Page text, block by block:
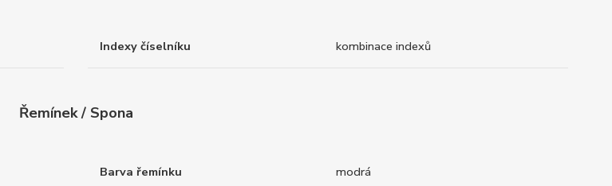
Indexy číselníku kombinace indexů
Řemínek / Spona
Barva řemínku modrá